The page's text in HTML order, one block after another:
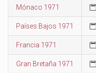
Mónaco 1971
Países Bajos 1971
Francia 1971
Gran Bretaña 1971